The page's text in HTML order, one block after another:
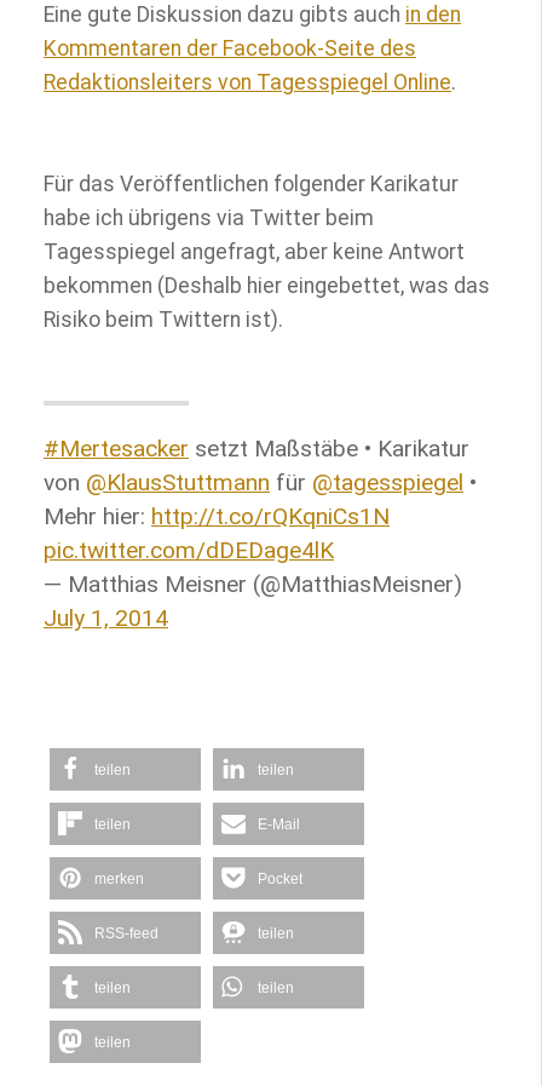
Eine gute Diskussion dazu gibts auch in den
Kommentaren der Facebook-Seite des
Redaktionsleiters von Tagesspiegel Online.
Für das Veröffentlichen folgender Karikatur
habe ich übrigens via Twitter beim
Tagesspiegel angefragt, aber keine Antwort
bekommen (Deshalb hier eingebettet, was das
Risiko beim Twittern ist).
#Mertesacker setzt Maßstäbe • Karikatur
von @KlausStuttmann für @tagesspiegel •
Mehr hier: http://t.co/rQKqniCs1N
pic.twitter.com/dDEDage4lK
— Matthias Meisner (@MatthiasMeisner)
July 1, 2014
teilen teilen
teilen E-Mail
merken Pocket
RSS-feed teilen
teilen teilen
teilen